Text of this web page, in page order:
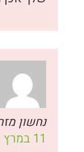
נחשון
11 במרץ 2021 בשעה 18:48